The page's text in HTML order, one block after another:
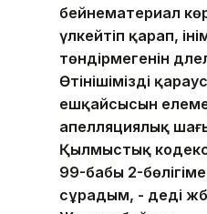
бейнематериал
үлкейтіп қарап,
төндірмегенін
Өтінішімізді
ешқайсысын
апелляциялық
Қылмыстық
99-бабы 2-
сұрадым, - деді